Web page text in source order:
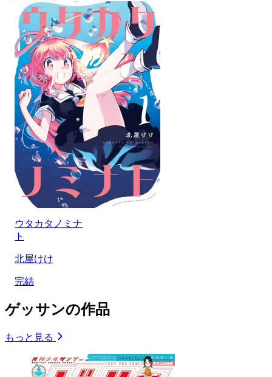
ウタカタノミナ
ト
北屋けけ
完結
ゲッサンの作品
もっと見る